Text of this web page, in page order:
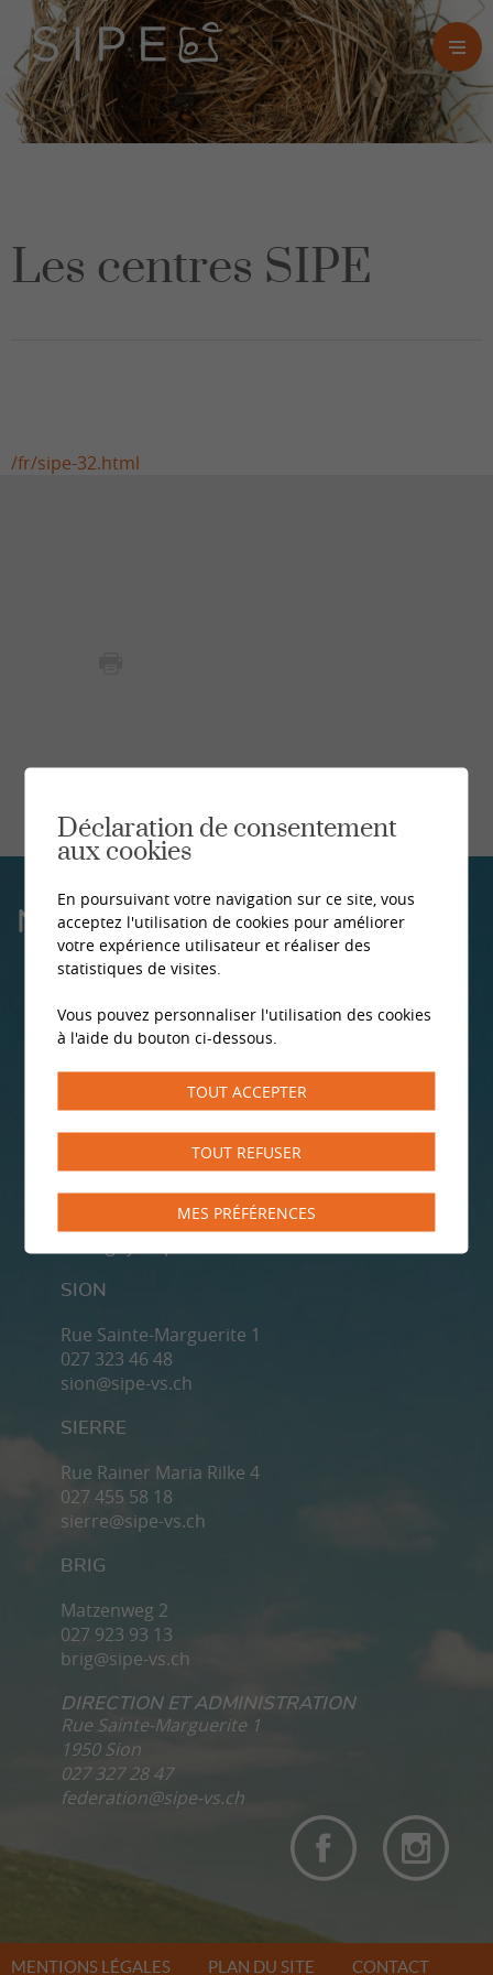
Les centres SIPE
/fr/sipe-32.html
NOS CENTRES
MONTHEY
monthey@sipe-vs.ch
Rue du Grand-Verger 14
SION
Rue Sainte-Marguerite 1
027 323 46 48
sion@sipe-vs.ch
SIERRE
Rue Rainer Maria Rilke 4
027 455 58 18
sierre@sipe-vs.ch
BRIG
Matzenweg 2
027 923 93 13
brig@sipe-vs.ch
DIRECTION ET ADMINISTRATION
Rue Sainte-Marguerite 1
1950 Sion
027 327 28 47
federation@sipe-vs.ch
MENTIONS LÉGALES PLAN DU SITE CONTACT
Déclaration de consentement
aux cookies
En poursuivant votre navigation sur ce site, vous
acceptez l'utilisation de cookies pour améliorer
votre expérience utilisateur et réaliser des
statistiques de visites.
Vous pouvez personnaliser l'utilisation des cookies
à l'aide du bouton ci-dessous.
TOUT ACCEPTER
TOUT REFUSER
MES PRÉFÉRENCES